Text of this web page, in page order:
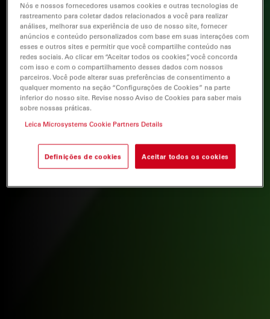
Nós e nossos fornecedores usamos cookies e outras tecnologias de
rastreamento para coletar dados relacionados a você para realizar
análises, melhorar sua experiência de uso de nosso site, fornecer
anúncios e conteúdo personalizados com base em suas interações com
esses e outros sites e permitir que você compartilhe conteúdo nas
redes sociais. Ao clicar em “Aceitar todos os cookies”, você concorda
com isso e com o compartilhamento desses dados com nossos
parceiros. Você pode alterar suas preferências de consentimento a
qualquer momento na seção “Configurações de Cookies” na parte
inferior do nosso site. Revise nosso Aviso de Cookies para saber mais
sobre nossas práticas.
Leica Microsystems Cookie Partners Details
Definições de cookies Aceitar todos os cookies